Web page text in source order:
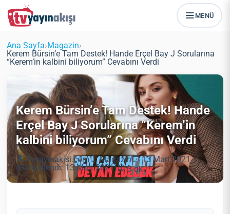
MENÜ
Ana Sayfa›Magazin›
Kerem Bürsin’e Tam Destek! Hande Erçel Bay J Sorularına
“Kerem’in kalbini biliyorum” Cevabını Verdi
Kerem Bürsin’e Tam Destek! Hande
Erçel Bay J Sorularına “Kerem’in
kalbini biliyorum” Cevabını Verdi
Tvyayinakisi.com Magazin
13 Mart 2021
(Güncellendi: 13 Mart 2021)
3 dk